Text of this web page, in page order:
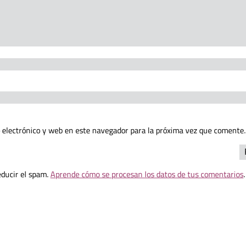
y web en este navegador para la próxima vez que comente.
el spam.Aprende cómo se procesan los datos de tus comentarios.